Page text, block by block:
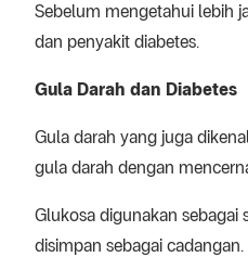
Sebelum mengetahui lebih
dan penyakit diabetes.
Gula Darah dan Diabetes
Gula darah yang juga
gula darah dengan
Glukosa digunakan sebagai
disimpan sebagai cadangan.